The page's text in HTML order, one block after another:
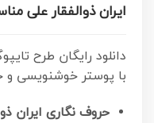
ایران ذوالفقار علی
دانلود رایگان طرح
با پوستر خوشنویسی و
حروف نگاری ایران